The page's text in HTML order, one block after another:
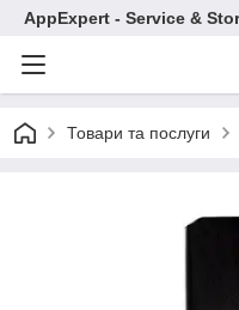
AppExpert - Service &
Товари та послуги